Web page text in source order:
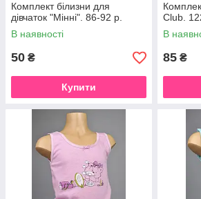
Комплект білизни для
дівчаток "Мінні". 86-92 р.
В наявності
50 ₴
Купити
Club.
В
85 ₴